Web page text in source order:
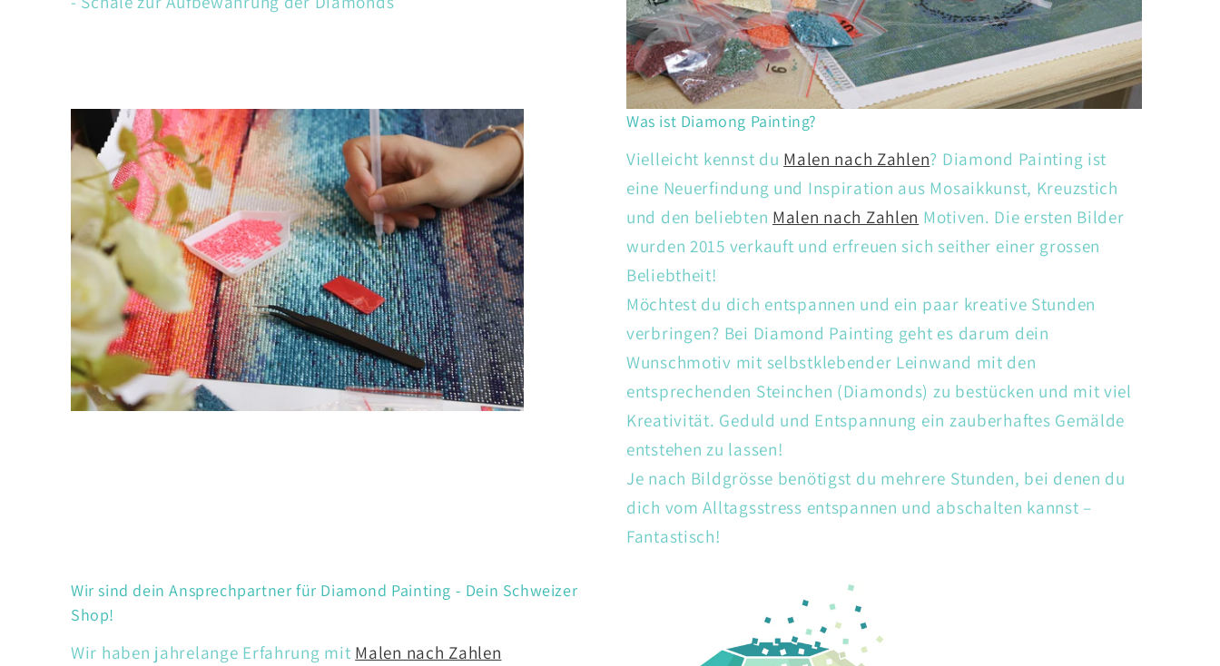
Was ist Diamong Painting?
Vielleicht kennst du Malen nach Zahlen? Diamond Painting ist
eine Neuerfindung und Inspiration aus Mosaikkunst, Kreuzstich
und den beliebten Malen nach Zahlen Motiven. Die ersten Bilder
wurden 2015 verkauft und erfreuen sich seither einer grossen
Beliebtheit!
Möchtest du dich entspannen und ein paar kreative Stunden
verbringen? Bei Diamond Painting geht es darum dein
Wunschmotiv mit selbstklebender Leinwand mit den
entsprechenden Steinchen (Diamonds) zu bestücken und mit viel
Kreativität. Geduld und Entspannung ein zauberhaftes Gemälde
entstehen zu lassen!
Je nach Bildgrösse benötigst du mehrere Stunden, bei denen du
dich vom Alltagsstress entspannen und abschalten kannst –
Fantastisch!
Wir sind dein Ansprechpartner für Diamond Painting - Dein Schweizer
Shop!
Wir haben jahrelange Erfahrung mit Malen nach Zahlen